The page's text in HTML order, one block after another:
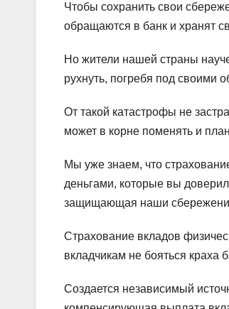
Чтобы сохранить свои
обращаются в банк и хранят
Но жители нашей страны
рухнуть, погребя под своими
От такой катастрофы не
может в корне поменять и
Мы уже знаем, что
деньгами, которые вы
защищающая наши
Страхование вкладов
вкладчикам не бояться краха
Создается независимый